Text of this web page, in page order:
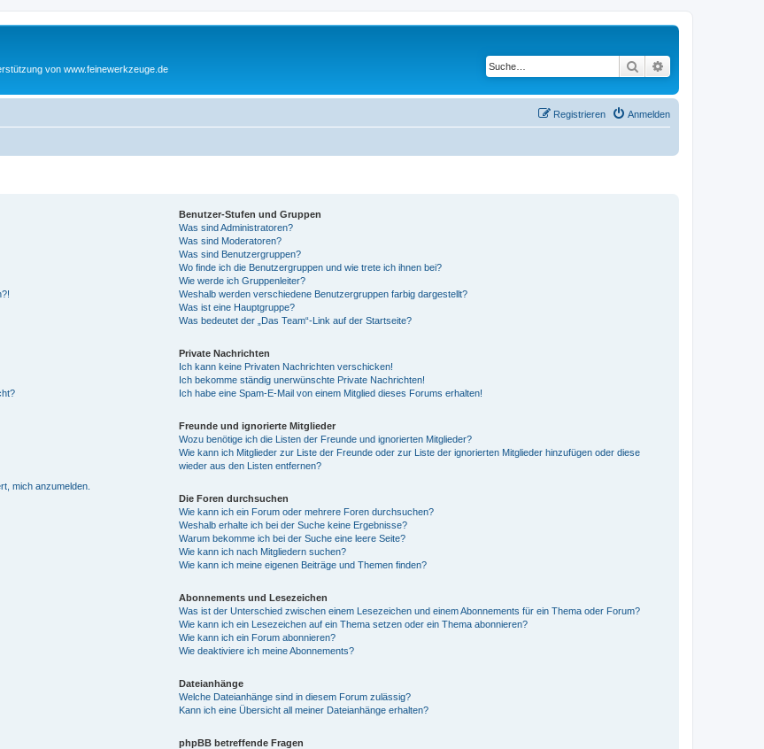
von www.feinewerkzeuge.de Suche
Anmelden
Registrieren
mich anzumelden.
Benutzer-Stufen und Gruppen
Was sind Administratoren?
Was sind Moderatoren?
Was sind Benutzergruppen?
Wo finde ich die Benutzergruppen und wie trete ich ihnen bei?
Wie werde ich Gruppenleiter?
Weshalb werden verschiedene Benutzergruppen farbig dargestellt?
Was ist eine Hauptgruppe?
Was bedeutet der „Das Team“-Link auf der Startseite?
Private Nachrichten
Ich kann keine Privaten Nachrichten verschicken!
Ich bekomme ständig unerwünschte Private Nachrichten!
Ich habe eine Spam-E-Mail von einem Mitglied dieses Forums erhalten!
Freunde und ignorierte Mitglieder
Wozu benötige ich die Listen der Freunde und ignorierten Mitglieder?
Wie kann ich Mitglieder zur Liste der Freunde oder zur Liste der ignorierten Mitglieder hinzufügen oder diese
wieder aus den Listen entfernen?
Die Foren durchsuchen
Wie kann ich ein Forum oder mehrere Foren durchsuchen?
Weshalb erhalte ich bei der Suche keine Ergebnisse?
Warum bekomme ich bei der Suche eine leere Seite?
Wie kann ich nach Mitgliedern suchen?
Wie kann ich meine eigenen Beiträge und Themen finden?
Abonnements und Lesezeichen
Was ist der Unterschied zwischen einem Lesezeichen und einem Abonnements für ein Thema oder Forum?
Wie kann ich ein Lesezeichen auf ein Thema setzen oder ein Thema abonnieren?
Wie kann ich ein Forum abonnieren?
Wie deaktiviere ich meine Abonnements?
Dateianhänge
Welche Dateianhänge sind in diesem Forum zulässig?
Kann ich eine Übersicht all meiner Dateianhänge erhalten?
phpBB betreffende Fragen